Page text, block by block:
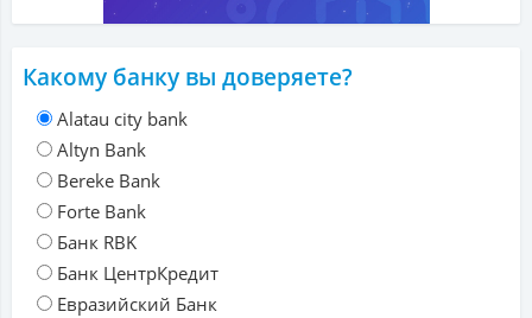
Какому банку вы доверяете?
Alatau city bank
Altyn Bank
Bereke Bank
Forte Bank
Банк RBK
Банк ЦентрКредит
Евразийский Банк